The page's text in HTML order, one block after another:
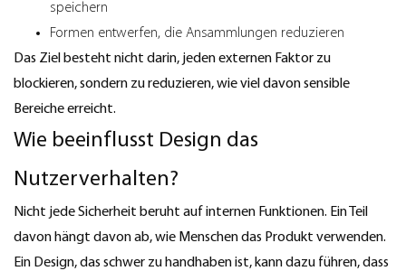
speichern
Formen entwerfen, die Ansammlungen reduzieren
Das Ziel besteht nicht darin, jeden externen Faktor zu
blockieren, sondern zu reduzieren, wie viel davon sensible
Bereiche erreicht.
Wie beeinflusst Design das
Nutzerverhalten?
Nicht jede Sicherheit beruht auf internen Funktionen. Ein Teil
davon hängt davon ab, wie Menschen das Produkt verwenden.
Ein Design, das schwer zu handhaben ist, kann dazu führen, dass